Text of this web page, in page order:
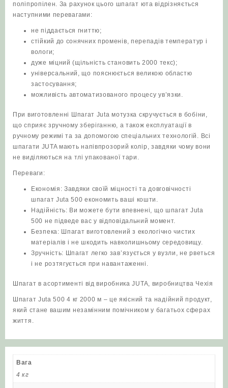
поліпропілен. За рахунок цього шпагат юта відрізняється
наступними перевагами:
не піддається гниттю;
стійкий до сонячних променів, перепадів температур і
вологи;
дуже міцний (щільність становить 2000 текс);
універсальний, що пояснюється великою областю
застосування;
можливість автоматизованого процесу ув’язки.
При виготовленні Шпагат Juta мотузка скручується в бобіни,
що сприяє зручному зберіганню, а також експлуатації в
ручному режимі та за допомогою спеціальних технологій. Всі
шпагати JUTA мають напівпрозорий колір, завдяки чому вони
не виділяються на тлі упакованої тари.
Переваги:
Економія: Завдяки своїй міцності та довговічності
шпагат Juta 500 економить ваші кошти.
Надійність: Ви можете бути впевнені, що шпагат Juta
500 не підведе вас у відповідальний момент.
Безпека: Шпагат виготовлений з екологічно чистих
матеріалів і не шкодить навколишньому середовищу.
Зручність: Шпагат легко зав’язується у вузли, не рветься
і не розтягується при навантаженні.
Шпагат в асортименті від виробника JUTA, виробництва Чехія
Шпагат Juta 500 4 кг 2000 м – це якісний та надійний продукт,
який стане вашим незамінним помічником у багатьох сферах
життя.
Вага
4 кг